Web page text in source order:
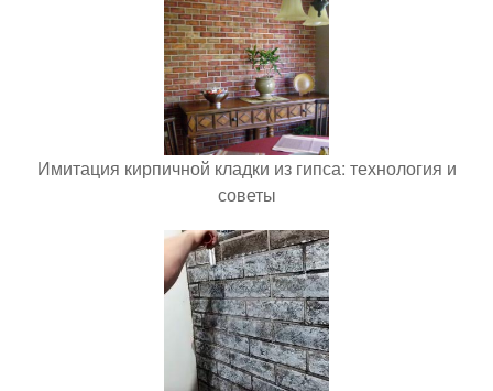
Имитация кирпичной кладки из гипса: технология и
советы